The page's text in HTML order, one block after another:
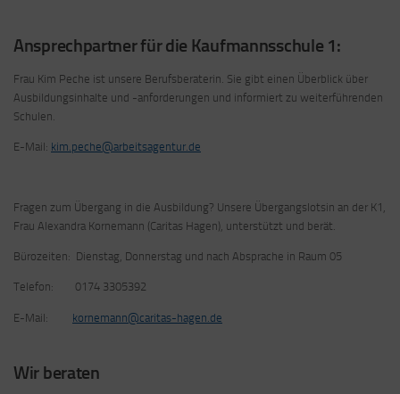
Ansprechpartner für die Kaufmannsschule 1:
Frau Kim Peche ist unsere Berufsberaterin. Sie gibt einen Überblick über
Ausbildungsinhalte und -anforderungen und informiert zu weiterführenden
Schulen.
E-Mail: kim.peche@arbeitsagentur.de
Fragen zum Übergang in die Ausbildung? Unsere Übergangslotsin an der K1,
Frau Alexandra Kornemann (Caritas Hagen), unterstützt und berät.
Bürozeiten: Dienstag, Donnerstag und nach Absprache in Raum 05
Telefon: 0174 3305392
E-Mail: kornemann@caritas-hagen.de
Wir beraten